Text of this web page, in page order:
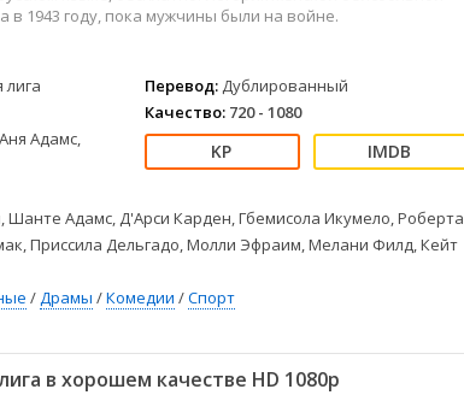
Ужасы
Фильмы из соцетей
в 1943 году, пока мужчины были на войне.
лига
Адамс,
Перевод: Дублированный
Качество: 720 - 1080
Шанте Адамс, Д'Арси Карден, Гбемисола Икумело, Роберта
Приссила Дельгадо, Молли Эфраим, Мелани Филд, Кейт
/Драмы /Комедии /Спорт
в хорошем качестве HD 1080p